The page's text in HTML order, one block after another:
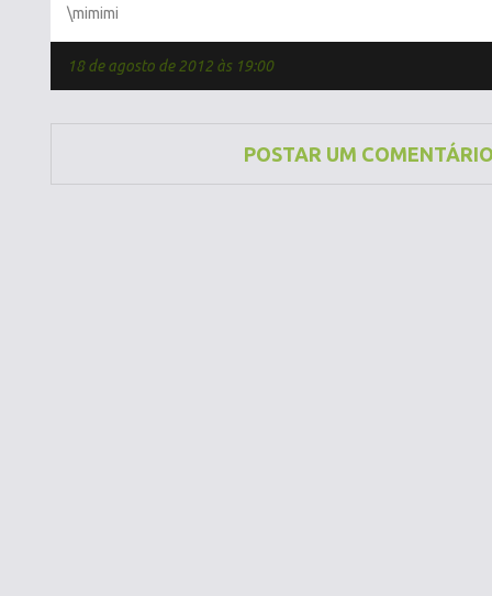
\mimimi
18 de agosto de 2012 às 19:00
POSTAR UM